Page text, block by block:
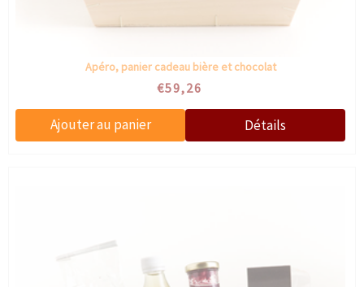
Apéro, panier cadeau bière et chocolat
€59,26